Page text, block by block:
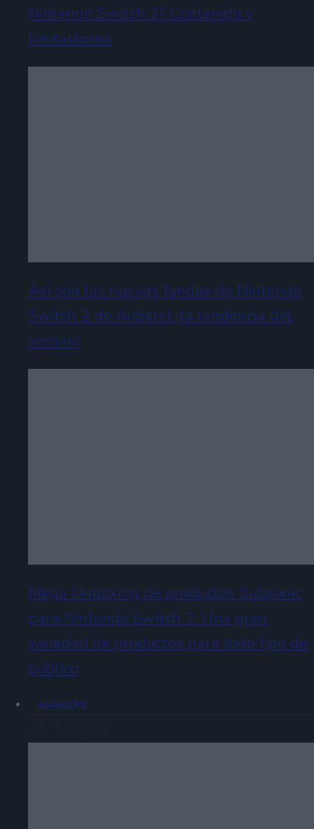
Nintendo Switch 2? Contenido y
limitaciones
Así son las nuevas fundas de Nintendo
Switch 2 de Ardistel ¡la tendencia del
verano!
Mega Unboxing de productos Subsonic
para Nintendo Switch 2. Una gran
variedad de productos para todo tipo de
público
AVANCES